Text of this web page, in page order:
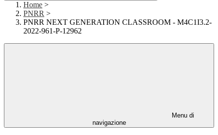
Home >
PNRR >
PNRR NEXT GENERATION CLASSROOM - M4C1I3.2-
2022-961-P-12962
Menu di
navigazione